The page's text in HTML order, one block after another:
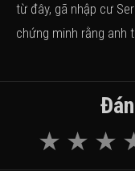
từ đây, gã nhập cư
chứng minh rằng anh